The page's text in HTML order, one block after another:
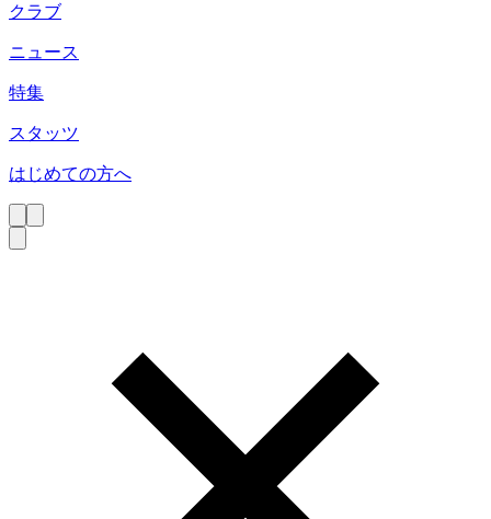
クラブ
ニュース
特集
スタッツ
はじめての方へ